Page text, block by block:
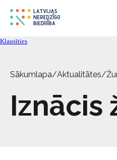
Klausīties
Sākumlapa/Aktualitātes/
Iznācis